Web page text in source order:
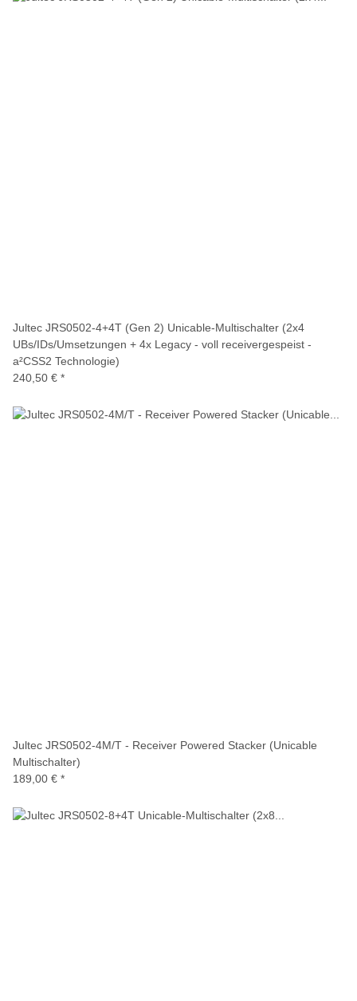
Jultec JRS0502-4+4T (Gen 2) Unicable-Multischalter (2x4
UBs/IDs/Umsetzungen + 4x Legacy - voll receivergespeist -
a²CSS2 Technologie)
240,50 € *
Jultec JRS0502-4M/T - Receiver Powered Stacker (Unicable
Multischalter)
189,00 € *